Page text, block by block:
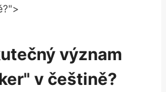
význam
v češtině?